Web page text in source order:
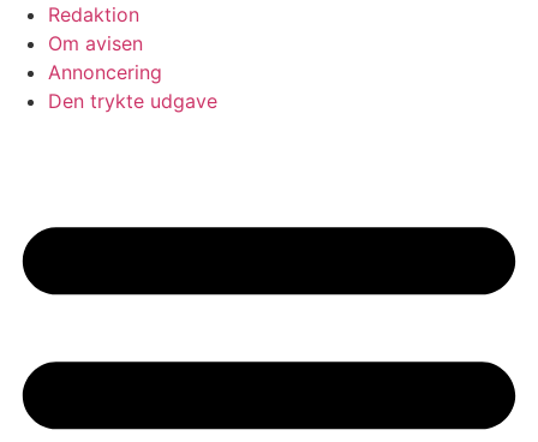
Redaktion
Om avisen
Annoncering
Den trykte udgave